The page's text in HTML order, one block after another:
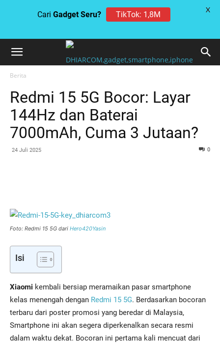
Berita
Redmi 15 5G Bocor: Layar
144Hz dan Baterai
7000mAh, Cuma 3 Jutaan?
24 Juli 2025 0
Foto: Redmi 15 5G dari Hero420Yasin
Isi
Xiaomi kembali bersiap meramaikan pasar smartphone
kelas menengah dengan Redmi 15 5G. Berdasarkan bocoran
terbaru dari poster promosi yang beredar di Malaysia,
Smartphone ini akan segera diperkenalkan secara resmi
dalam waktu dekat. Bocoran ini pertama kali mencuat dari
Cari Gadget Seru? TikTok: 1,8M
X